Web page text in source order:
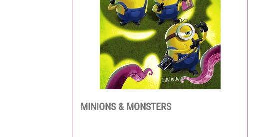
MINIONS & MONSTERS